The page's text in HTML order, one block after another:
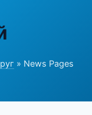
» News Pages